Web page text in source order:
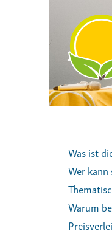
Was ist
Wer kann
Warum